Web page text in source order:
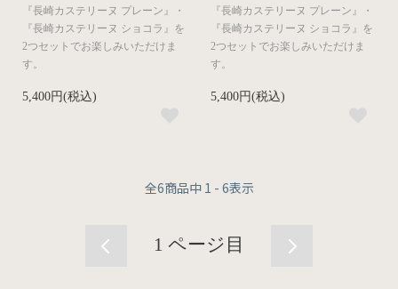
『長崎カステリーヌ プレーン』・
『長崎カステリーヌ ショコラ』を
2つセットでお楽しみいただけま
す。
5,400円(税込)
『長崎カステリーヌ プレーン』・
『長崎カステリーヌ ショコラ』を
2つセットでお楽しみいただけま
す。
5,400円(税込)
全6商品中 1 - 6表示
1 ページ目